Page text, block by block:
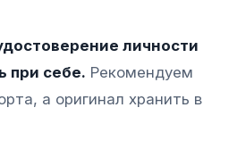
личности
при себе. Рекомендуем
а оригинал хранить в